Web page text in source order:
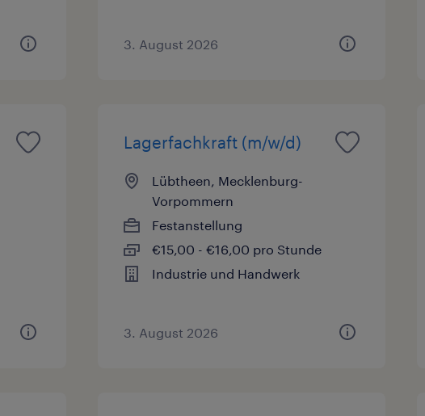
3. August 2026
Lagerfachkraft (m/w/d)
Lübtheen, Mecklenburg-
Vorpommern
Festanstellung
€15,00 - €16,00 pro Stunde
Industrie und Handwerk
3. August 2026